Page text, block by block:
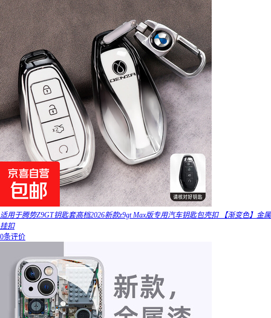
适用于腾势Z9GT钥匙套高档2026新款z9gt Max版专用汽车钥匙包壳扣 【渐变色】金属
挂扣
0条评价